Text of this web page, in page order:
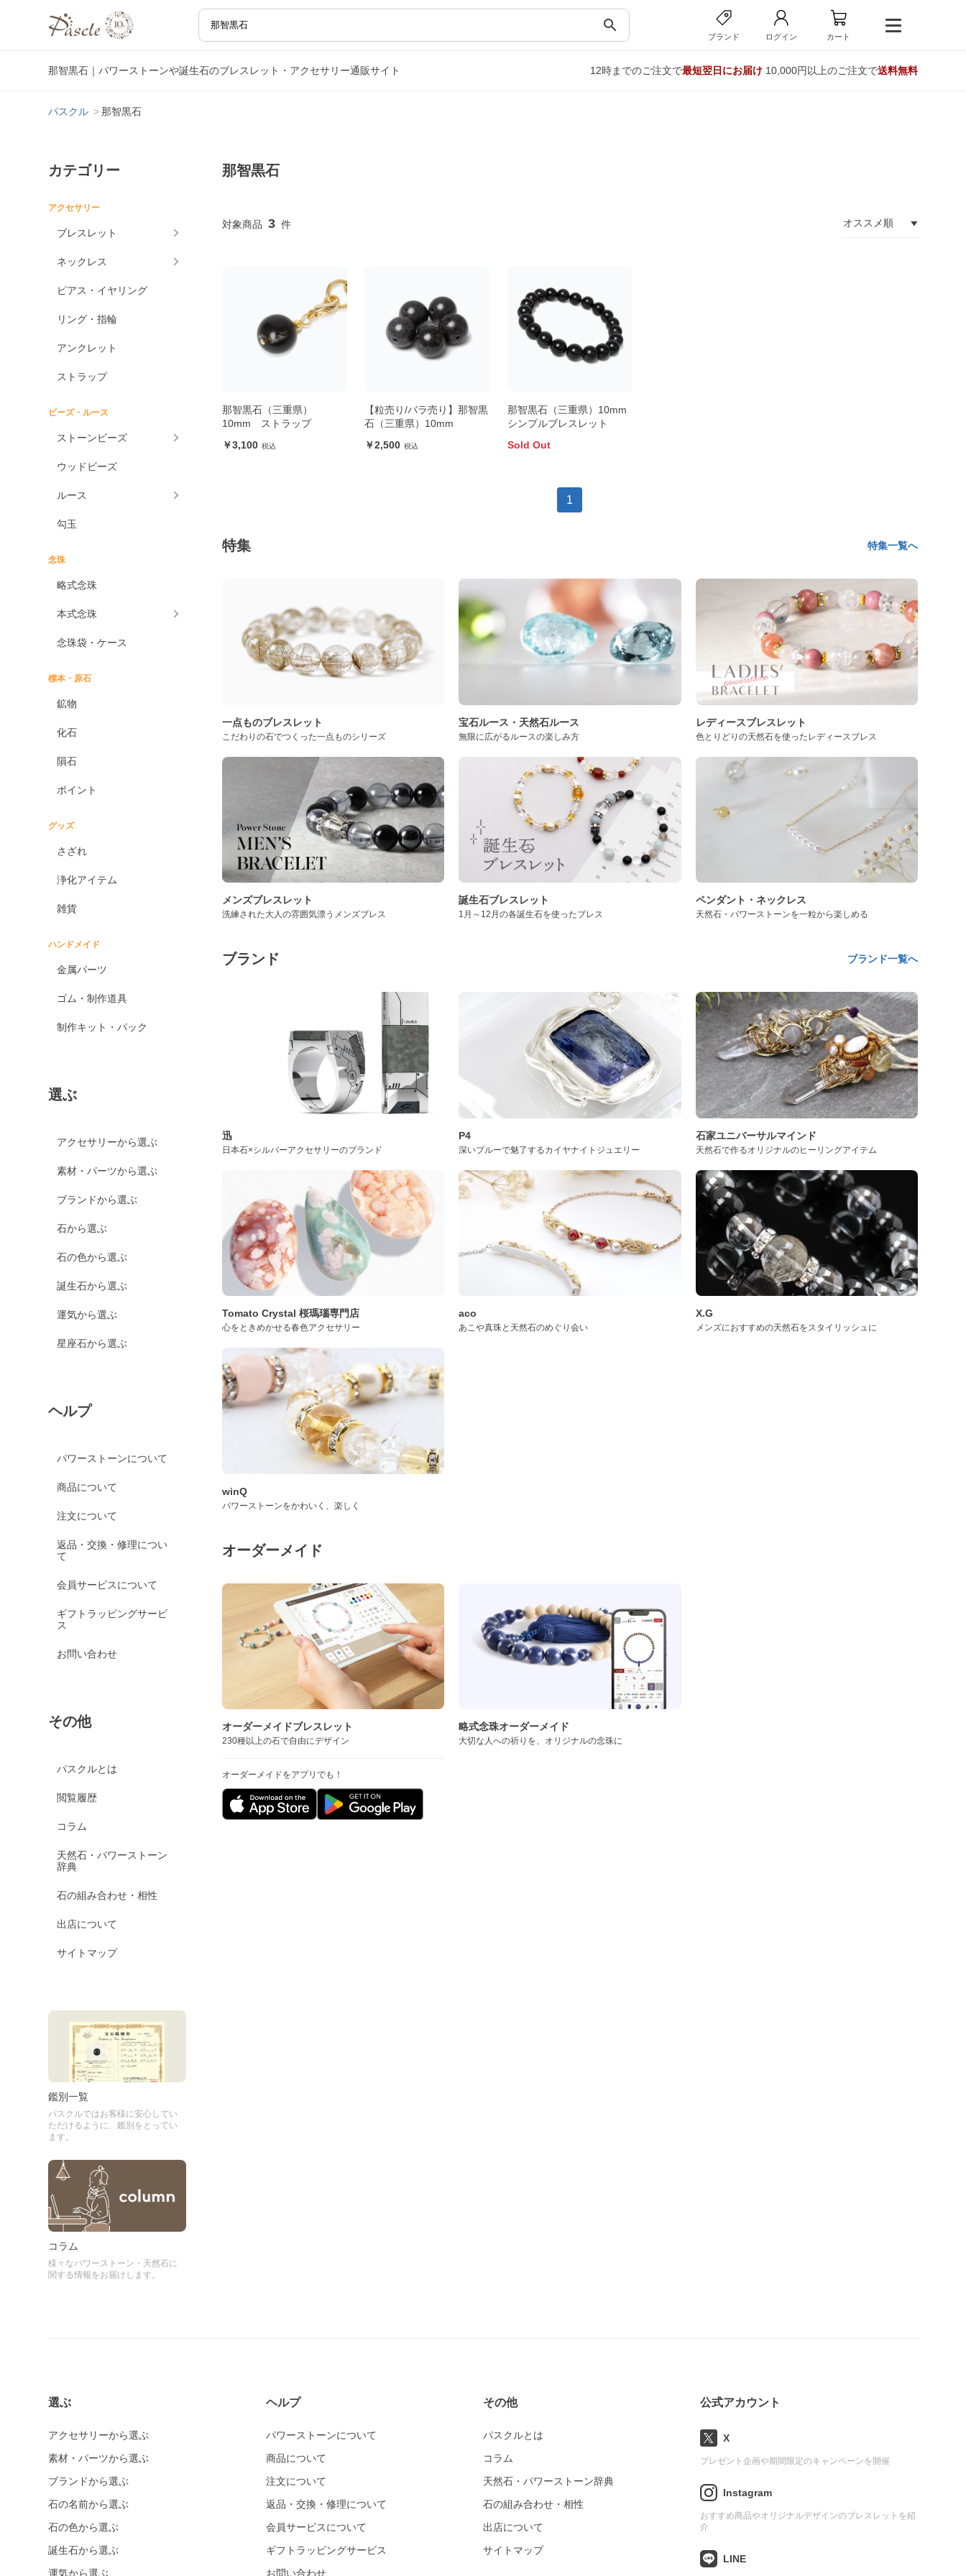
search
ブランド ログイン カート
那智黒石｜パワーストーンや誕生石のブレスレット・アクセサリー通販サイト 12時までのご注文で最短翌日にお届け10,000円以上のご注文で送料無料
パスクル 那智黒石
カテゴリー
アクセサリー
ブレスレット
ネックレス
ピアス・イヤリング
リング・指輪
アンクレット
ストラップ
ビーズ・ルース
ストーンビーズ
ウッドビーズ
ルース
勾玉
念珠
略式念珠
本式念珠
念珠袋・ケース
標本・原石
鉱物
化石
隕石
ポイント
グッズ
さざれ
浄化アイテム
雑貨
ハンドメイド
金属パーツ
ゴム・制作道具
制作キット・パック
選ぶ
アクセサリーから選ぶ
素材・パーツから選ぶ
ブランドから選ぶ
石から選ぶ
石の色から選ぶ
誕生石から選ぶ
運気から選ぶ
星座石から選ぶ
ヘルプ
パワーストーンについて
商品について
注文について
返品・交換・修理につい
て
会員サービスについて
ギフトラッピングサービ
ス
お問い合わせ
その他
パスクルとは
閲覧履歴
コラム
天然石・パワーストーン
辞典
石の組み合わせ・相性
出店について
サイトマップ
鑑別一覧
パスクルではお客様に安心してい
ただけるように、鑑別をとってい
ます。
コラム
様々なパワーストーン・天然石に
関する情報をお届けします。
那智黒石
3
那智黒石（三重県）
10mm ストラップ
3,100
【粒売り/バラ売り】那智黒
石（三重県）10mm
2,500
那智黒石（三重県）10mm
シンプルブレスレット
Sold Out
1
特集 特集一覧へ
一点ものブレスレット
こだわりの石でつくった一点ものシリーズ
宝石ルース・天然石ルース
無限に広がるルースの楽しみ方
レディースブレスレット
色とりどりの天然石を使ったレディースブレス
メンズブレスレット
洗練された大人の雰囲気漂うメンズブレス
誕生石ブレスレット
1月～12月の各誕生石を使ったブレス
ペンダント・ネックレス
天然石・パワーストーンを一粒から楽しめる
ブランド ブランド一覧へ
迅
日本石×シルバーアクセサリーのブランド
P4
深いブルーで魅了するカイヤナイトジュエリー
石家ユニバーサルマインド
天然石で作るオリジナルのヒーリングアイテム
Tomato Crystal 桜瑪瑙専門店
心をときめかせる春色アクセサリー
aco
あこや真珠と天然石のめぐり会い
X.G
メンズにおすすめの天然石をスタイリッシュに
winQ
パワーストーンをかわいく、楽しく
オーダーメイド
オーダーメイドブレスレット
230種以上の石で自由にデザイン
オーダーメイドをアプリでも！
略式念珠オーダーメイド
大切な人への祈りを、オリジナルの念珠に
選ぶ
アクセサリーから選ぶ
素材・パーツから選ぶ
ブランドから選ぶ
石の名前から選ぶ
石の色から選ぶ
誕生石から選ぶ
運気から選ぶ
ヘルプ
パワーストーンについて
商品について
注文について
返品・交換・修理について
会員サービスについて
ギフトラッピングサービス
お問い合わせ
その他
パスクルとは
コラム
天然石・パワーストーン辞典
石の組み合わせ・相性
出店について
サイトマップ
公式アカウント
X
プレゼント企画や期間限定のキャンペーンを開催
Instagram
おすすめ商品やオリジナルデザインのブレスレットを紹
介
LINE